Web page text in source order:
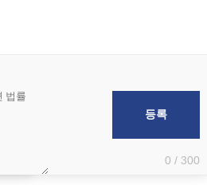
0 / 300